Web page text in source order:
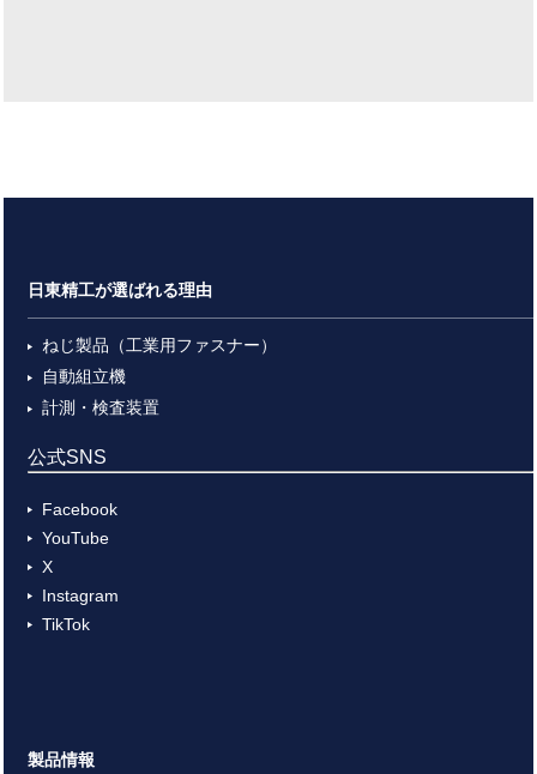
日東精工が選ばれる理由
ねじ製品（工業用ファスナー）
自動組立機
計測・検査装置
公式SNS
Facebook
YouTube
X
Instagram
TikTok
製品情報